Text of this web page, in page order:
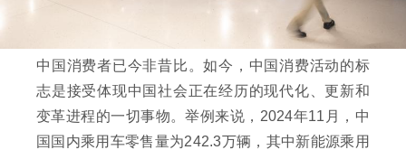
中国消费者已今非昔比。如今，中国消费活动的标
志是接受体现中国社会正在经历的现代化、更新和
变革进程的一切事物。举例来说，2024年11月，中
国国内乘用车零售量为242.3万辆，其中新能源乘用